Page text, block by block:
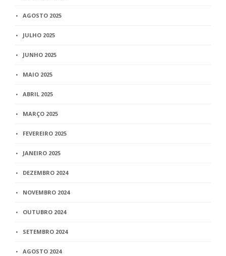
AGOSTO 2025
JULHO 2025
JUNHO 2025
MAIO 2025
ABRIL 2025
MARÇO 2025
FEVEREIRO 2025
JANEIRO 2025
DEZEMBRO 2024
NOVEMBRO 2024
OUTUBRO 2024
SETEMBRO 2024
AGOSTO 2024